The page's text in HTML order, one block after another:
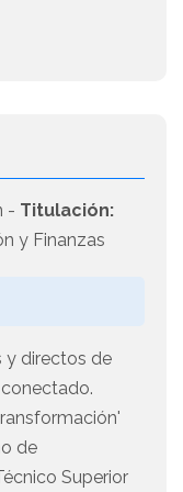
- Titulación:
y Finanzas
y directos de
de
Superior